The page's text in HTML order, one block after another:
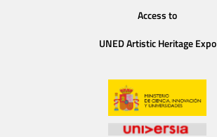
Access to
UNED Artistic Heritage Expo